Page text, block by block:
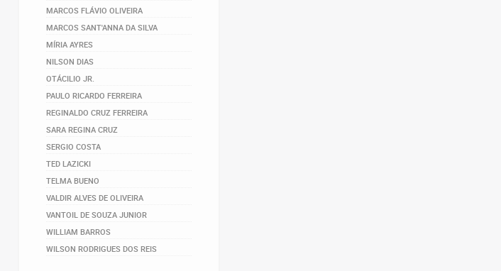
MARCOS FLÁVIO OLIVEIRA
MARCOS SANT'ANNA DA SILVA
MÍRIA AYRES
NILSON DIAS
OTÁCILIO JR.
PAULO RICARDO FERREIRA
REGINALDO CRUZ FERREIRA
SARA REGINA CRUZ
SERGIO COSTA
TED LAZICKI
TELMA BUENO
VALDIR ALVES DE OLIVEIRA
VANTOIL DE SOUZA JUNIOR
WILLIAM BARROS
WILSON RODRIGUES DOS REIS